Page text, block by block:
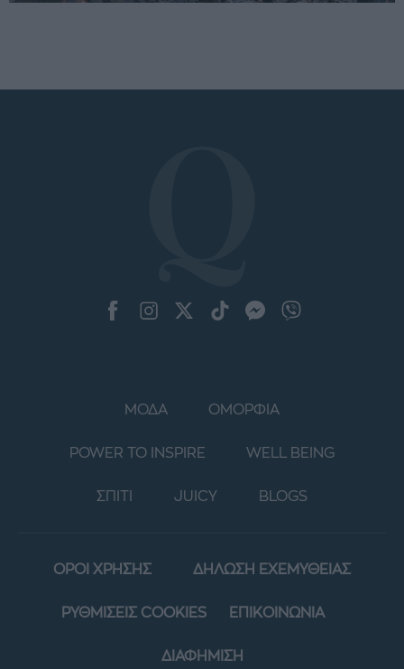
ΜΟΔΑ ΟΜΟΡΦΙΑ
POWER TO INSPIRE WELL BEING
ΣΠΙΤΙ JUICY BLOGS
ΟΡΟΙ ΧΡΗΣΗΣ ΔΗΛΩΣΗ ΕΧΕΜΥΘΕΙΑΣ
ΡΥΘΜΙΣΕΙΣ COOKIES ΕΠΙΚΟΙΝΩΝΙΑ
ΔΙΑΦΗΜΙΣΗ